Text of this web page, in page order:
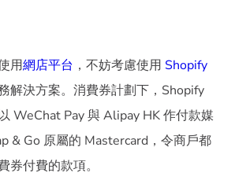
用網店平台 ，不妨考慮使用 Shopify
解決方案。消費券計劃下，Shopify
WeChat Pay 與 Alipay HK 作付款媒
& Go 原屬的 Mastercard，令商戶都
券付費的款項。